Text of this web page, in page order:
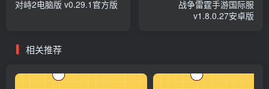
对峙2电脑版 v0.29.1官方版
战争雷霆手游国际服
v1.8.0.27安卓版
相关推荐